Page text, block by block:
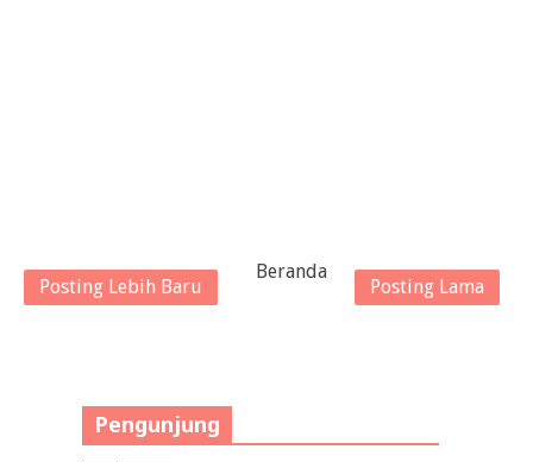
Posting Lebih Baru Posting Lama
Beranda
Pengunjung